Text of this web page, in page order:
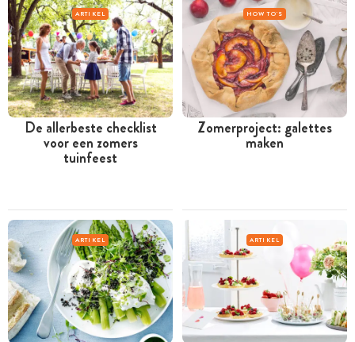
ARTIKEL
De allerbeste checklist
voor een zomers
tuinfeest
HOW TO'S
Zomerproject: galettes
maken
ARTIKEL ARTIKEL